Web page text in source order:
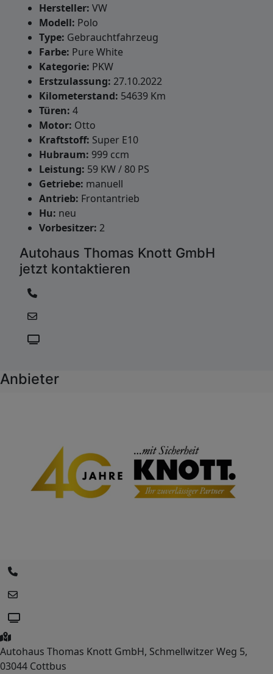
Hersteller: VW
Modell: Polo
Type: Gebrauchtfahrzeug
Farbe: Pure White
Kategorie: PKW
Erstzulassung: 27.10.2022
Kilometerstand: 54639 Km
Türen: 4
Motor: Otto
Kraftstoff: Super E10
Hubraum: 999 ccm
Leistung: 59 KW / 80 PS
Getriebe: manuell
Antrieb: Frontantrieb
Hu: neu
Vorbesitzer: 2
Autohaus Thomas Knott GmbH
jetzt kontaktieren
Anbieter
Autohaus Thomas Knott GmbH, Schmellwitzer Weg 5,
03044 Cottbus